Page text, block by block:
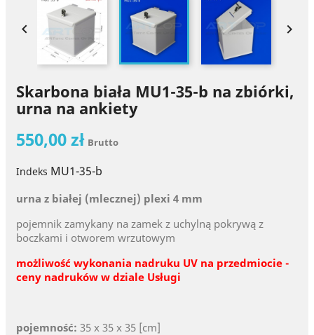
 
Skarbona biała MU1-35-b na zbiórki,
urna na ankiety
550,00 zł Brutto
Indeks MU1-35-b
urna z białej (mlecznej) plexi 4 mm
pojemnik zamykany na zamek z uchylną pokrywą z
boczkami i otworem wrzutowym
możliwość wykonania nadruku UV na przedmiocie -
ceny nadruków w dziale Usługi
pojemność: 35 x 35 x 35 [cm]